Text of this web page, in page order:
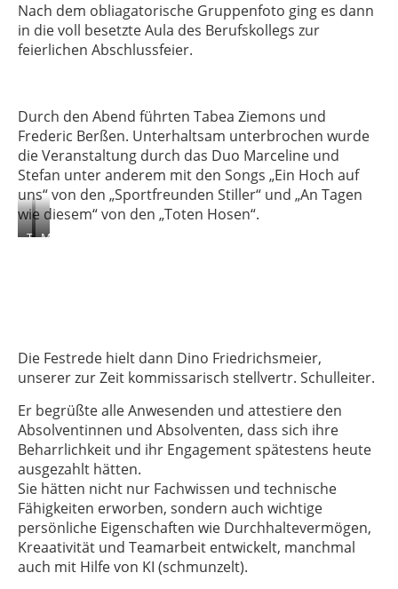
Nach dem obliagatorische Gruppenfoto ging es dann
in die voll besetzte Aula des Berufskollegs zur
feierlichen Abschlussfeier.
Durch den Abend führten Tabea Ziemons und
Frederic Berßen. Unterhaltsam unterbrochen wurde
die Veranstaltung durch das Duo Marceline und
Stefan unter anderem mit den Songs „Ein Hoch auf
uns“ von den „Sportfreunden Stiller“ und „An Tagen
wie diesem“ von den „Toten Hosen“.
T
e
m
o
s
u
n
F
r
e
d
e
r
i
M
n
e
u
d
S
t
f
a
n
Die Festrede hielt dann Dino Friedrichsmeier,
unserer zur Zeit kommissarisch stellvertr. Schulleiter.
Er begrüßte alle Anwesenden und attestiere den
Absolventinnen und Absolventen, dass sich ihre
Beharrlichkeit und ihr Engagement spätestens heute
ausgezahlt hätten.
Sie hätten nicht nur Fachwissen und technische
Fähigkeiten erworben, sondern auch wichtige
persönliche Eigenschaften wie Durchhaltevermögen,
Kreaativität und Teamarbeit entwickelt, manchmal
auch mit Hilfe von KI (schmunzelt).